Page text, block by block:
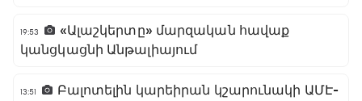
19:53
«Ալաշկերտը» մարզական հավաք
կանցկացնի Անթալիայում
13:51
Բալոտելին կարեիրան կշարունակի ԱՄԷ-